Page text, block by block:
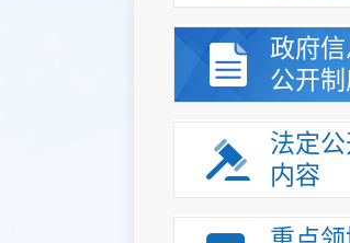
政府
公开
法定
内容